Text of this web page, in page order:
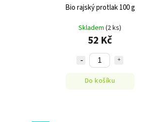
Bio rajský protlak 100 g
Skladem(2 ks)
52 Kč
Do košíku